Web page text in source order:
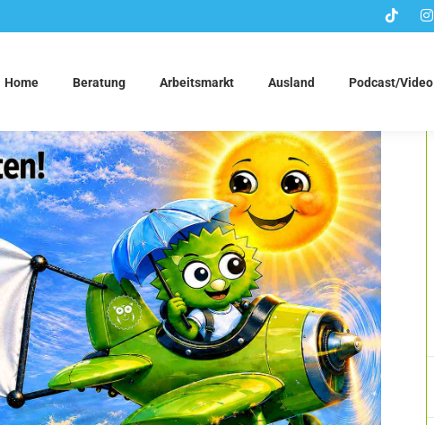
Home Beratung Arbeitsmarkt Ausland Podcast/Video